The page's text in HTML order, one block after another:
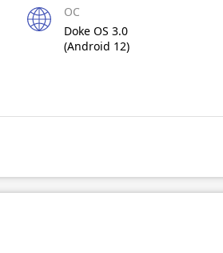
ОС
Doke OS 3.0
(Android 12)